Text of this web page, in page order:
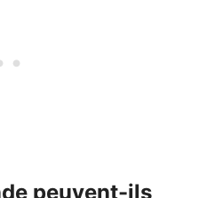
peuvent-ils